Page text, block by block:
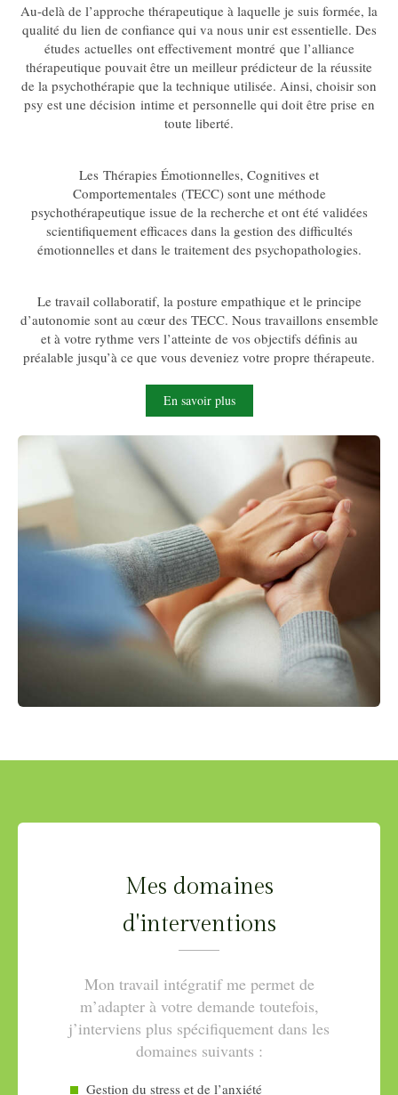
Au-delà de l’approche thérapeutique à laquelle je suis formée, la
qualité du lien de confiance qui va nous unir est essentielle. Des
études actuelles ont effectivement montré que l’alliance
thérapeutique pouvait être un meilleur prédicteur de la réussite
de la psychothérapie que la technique utilisée. Ainsi, choisir son
psy est une décision intime et personnelle qui doit être prise en
toute liberté.
Les Thérapies Émotionnelles, Cognitives et
Comportementales (TECC) sont une méthode
psychothérapeutique issue de la recherche et ont été validées
scientifiquement efficaces dans la gestion des difficultés
émotionnelles et dans le traitement des psychopathologies.
Le travail collaboratif, la posture empathique et le principe
d’autonomie sont au cœur des TECC. Nous travaillons ensemble
et à votre rythme vers l’atteinte de vos objectifs définis au
préalable jusqu’à ce que vous deveniez votre propre thérapeute.
En savoir plus
Mes domaines
d'interventions
Mon travail intégratif me permet de
m’adapter à votre demande toutefois,
j’interviens plus spécifiquement dans les
domaines suivants :
Gestion du stress et de l’anxiété